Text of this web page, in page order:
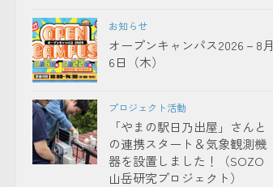
お知らせ
オープンキャンパス2026－8月
6日（木）
プロジェクト活動
「やまの駅日乃出屋」さんと
の連携スタート＆気象観測機
器を設置しました！（SOZO
山岳研究プロジェクト）